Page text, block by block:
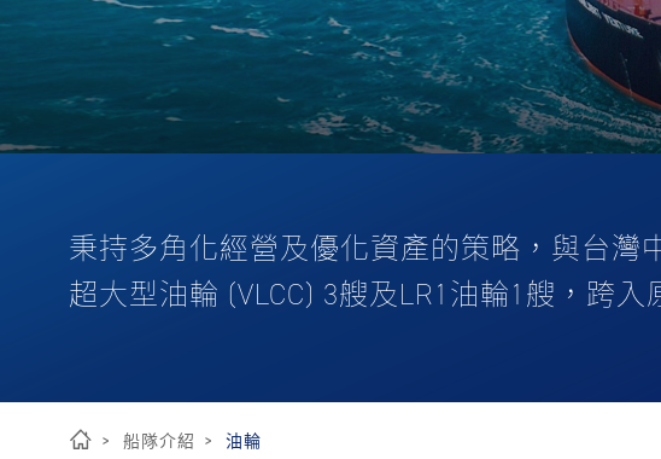
秉持多角化經營及優化資產的策略，與台灣
超大型油輪 (VLCC) 3艘及LR1油輪1艘，跨入
船隊介紹 油輪